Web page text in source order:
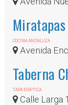
Miratapas
COCINA ANDALUZA
Avenida
Taberna
TAPA ERÃ³TICA
Calle Larga